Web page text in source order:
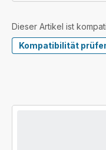
Dieser Artikel ist
Kompatibilität